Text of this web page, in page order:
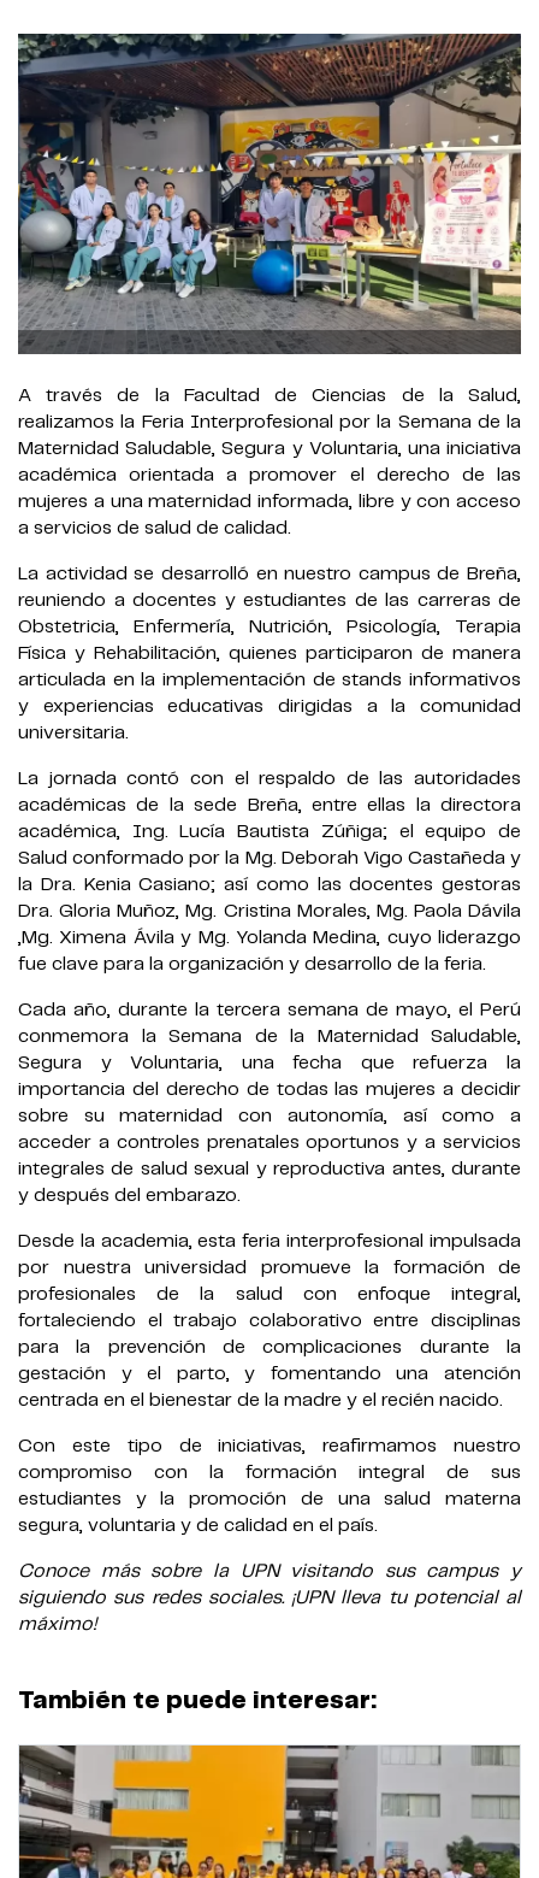
A través de la Facultad de Ciencias de la Salud,
realizamos la Feria Interprofesional por la Semana de la
Maternidad Saludable, Segura y Voluntaria, una iniciativa
académica orientada a promover el derecho de las
mujeres a una maternidad informada, libre y con acceso
a servicios de salud de calidad.
La actividad se desarrolló en nuestro campus de Breña,
reuniendo a docentes y estudiantes de las carreras de
Obstetricia, Enfermería, Nutrición, Psicología, Terapia
Física y Rehabilitación, quienes participaron de manera
articulada en la implementación de stands informativos
y experiencias educativas dirigidas a la comunidad
universitaria.
La jornada contó con el respaldo de las autoridades
académicas de la sede Breña, entre ellas la directora
académica, Ing. Lucía Bautista Zúñiga; el equipo de
Salud conformado por la Mg. Deborah Vigo Castañeda y
la Dra. Kenia Casiano; así como las docentes gestoras
Dra. Gloria Muñoz, Mg. Cristina Morales, Mg. Paola Dávila
,Mg. Ximena Ávila y Mg. Yolanda Medina, cuyo liderazgo
fue clave para la organización y desarrollo de la feria.
Cada año, durante la tercera semana de mayo, el Perú
conmemora la Semana de la Maternidad Saludable,
Segura y Voluntaria, una fecha que refuerza la
importancia del derecho de todas las mujeres a decidir
sobre su maternidad con autonomía, así como a
acceder a controles prenatales oportunos y a servicios
integrales de salud sexual y reproductiva antes, durante
y después del embarazo.
Desde la academia, esta feria interprofesional impulsada
por nuestra universidad promueve la formación de
profesionales de la salud con enfoque integral,
fortaleciendo el trabajo colaborativo entre disciplinas
para la prevención de complicaciones durante la
gestación y el parto, y fomentando una atención
centrada en el bienestar de la madre y el recién nacido.
Con este tipo de iniciativas, reafirmamos nuestro
compromiso con la formación integral de sus
estudiantes y la promoción de una salud materna
segura, voluntaria y de calidad en el país.
Conoce más sobre la UPN visitando sus campus y
siguiendo sus redes sociales. ¡UPN lleva tu potencial al
máximo!
También te puede interesar: